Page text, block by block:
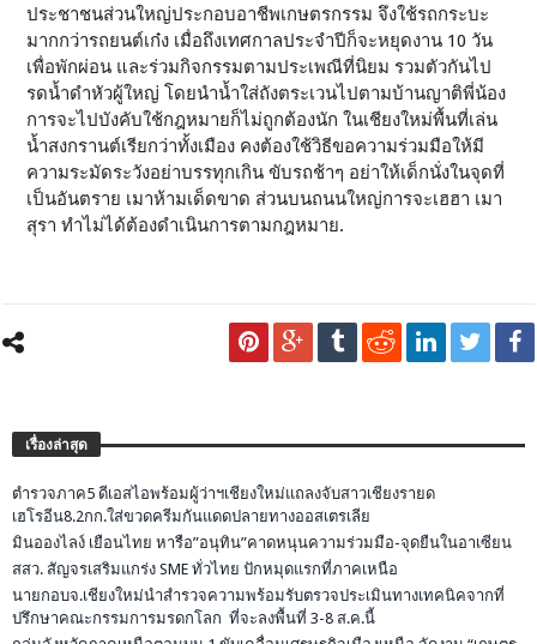
ประชาชนส่วนใหญ่ประกอบอาชีพเกษตรกรรม จึงใช้รถกระบะ
มากกว่ารถยนต์เก๋ง เมื่อถึงเทศกาลประจำปีก็จะหยุดงาน 10 วัน
เพื่อพักผ่อน และร่วมกิจกรรมตามประเพณีที่นิยม รวมตัวกันไป
รดน้ำดำหัวผู้ใหญ่ โดยนำน้ำใส่ถังตระเวนไปตามบ้านญาติพี่น้อง
การจะไปบังคับใช้กฎหมายก็ไม่ถูกต้องนัก ในเชียงใหม่พื้นที่เล่น
น้ำสงกรานต์เรียกว่าทั้งเมือง คงต้องใช้วิธีขอความร่วมมือให้มี
ความระมัดระวังอย่าบรรทุกเกิน ขับรถช้าๆ อย่าให้เด็กนั่งในจุดที่
เป็นอันตราย เมาห้ามเด็ดขาด ส่วนบนถนนใหญ่การจะเฮฮา เมา
สุรา ทำไม่ได้ต้องดำเนินการตามกฎหมาย.
เรื่องล่าสุด
ตำรวจภาค5 ดีเอสไอพร้อมผู้ว่าฯเชียงใหม่แถลงจับสาวเชียงรายด
เฮโรอีน8.2กก.ใส่ขวดครีมกันแดดปลายทางออสเตรเลีย
มินอองไลง์ เยือนไทย หารือ”อนุทิน”คาดหนุนความร่วมมือ-จุดยืนในอาเซียน
สสว. สัญจรเสริมแกร่ง SME ทั่วไทย ปักหมุดแรกที่ภาคเหนือ
นายกอบจ.เชียงใหม่นำสำรวจความพร้อมรับตรวจประเมินทางเทคนิคจากที่
ปรึกษาคณะกรรมการมรดกโลก ที่จะลงพื้นที่ 3-8 ส.ค.นี้